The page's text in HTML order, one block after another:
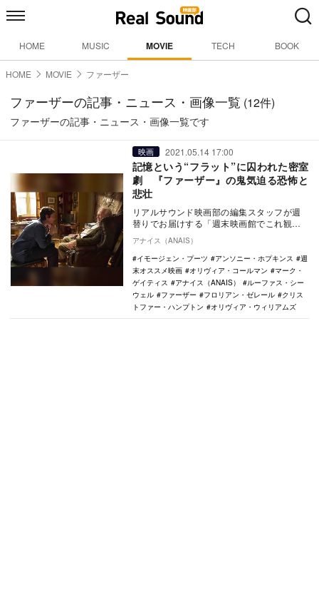
HOME MUSIC MOVIE TECH BOOK
HOME MOVIE ファーザー
ファーザーの記事・ニュース・画像一覧 (12件)
ファーザーの記事・ニュース・画像一覧です
映画 2021.05.14 17:00
記憶という“フラット”に囚われた密室
劇 『ファーザー』の鬼気迫る恐怖と
悲壮
リアルサウンド映画部の編集スタッフが週
替りでお届けする「週末映画館でこれ観よ
をご紹介。今週…
アナイス（ANAIS）
イモージェン・プーツ
アンソニー・ホプキンス
週
末オススメ映画
オリヴィア・コールマン
マーク・
ゲイティス
アナイス（ANAIS）
ルーファス・シー
ウェル
ファーザー フロリアン・ゼレール
クリス
トファー・ハンプトン
オリヴィア・ウィリアムズ